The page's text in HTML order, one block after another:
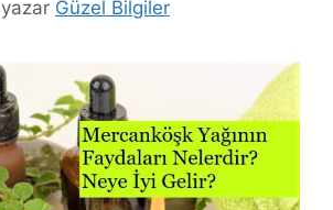
yazar Güzel Bilgiler